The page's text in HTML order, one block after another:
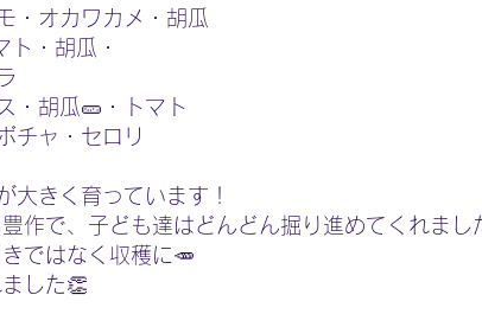
・オカワカメ・胡瓜
・胡瓜・
・胡瓜🥒・トマト
チャ・セロリ
大きく育っています！
作で、子ども達はどんどん掘り進めてくれまし
ではなく収穫に🥕
した👏